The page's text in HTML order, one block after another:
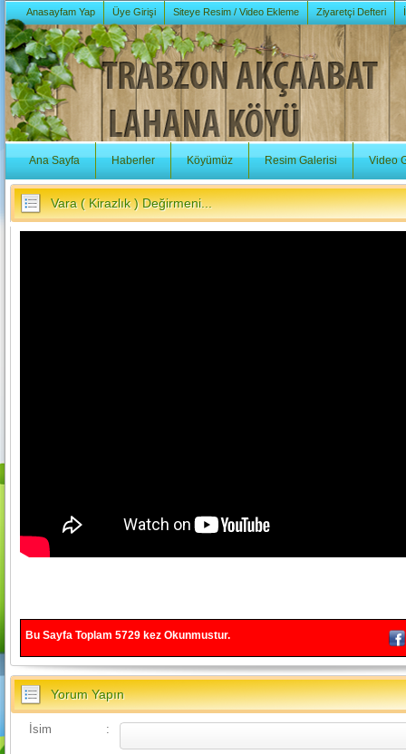
Anasayfam Yap Üye Girişi Siteye Resim / Video Ekleme Ziyaretçi Defteri
Ana Sayfa Haberler Köyümüz Resim Galerisi Video
Vara ( Kirazlık ) Değirmeni...
Bu Sayfa Toplam 5729kez Okunmustur.
Yorum Yapın
İsim :